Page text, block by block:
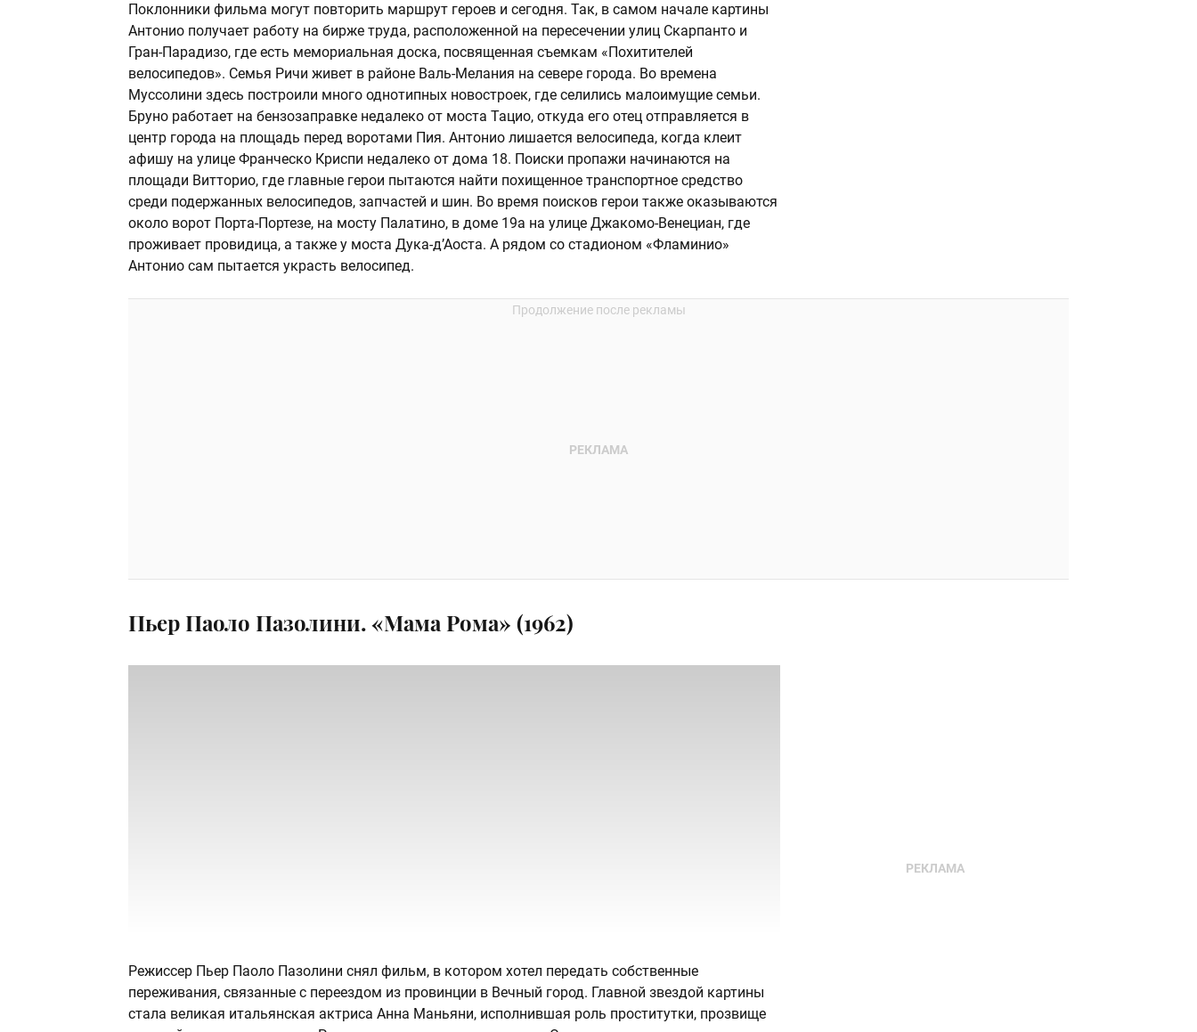
Поклонники фильма могут повторить маршрут героев и сегодня. Так, в самом начале картины
Антонио получает работу на бирже труда, расположенной на пересечении улиц Скарпанто и
Гран-Парадизо, где есть мемориальная доска, посвященная съемкам «Похитителей
велосипедов». Семья Ричи живет в районе Валь-Мелания на севере города. Во времена
Муссолини здесь построили много однотипных новостроек, где селились малоимущие семьи.
Бруно работает на бензозаправке недалеко от моста Тацио, откуда его отец отправляется в
центр города на площадь перед воротами Пия. Антонио лишается велосипеда, когда клеит
афишу на улице Франческо Криспи недалеко от дома 18. Поиски пропажи начинаются на
площади Витторио, где главные герои пытаются найти похищенное транспортное средство
среди подержанных велосипедов, запчастей и шин. Во время поисков герои также оказываются
около ворот Порта-Портезе, на мосту Палатино, в доме 19а на улице Джакомо-Венециан, где
проживает провидица, а также у моста Дука-д’Аоста. А рядом со стадионом «Фламинио»
Антонио сам пытается украсть велосипед.
Пьер Паоло Пазолини. «Мама Рома» (1962)
Режиссер Пьер Паоло Пазолини снял фильм, в котором хотел передать собственные
переживания, связанные с переездом из провинции в Вечный город. Главной звездой картины
стала великая итальянская актриса Анна Маньяни, исполнившая роль проститутки, прозвище